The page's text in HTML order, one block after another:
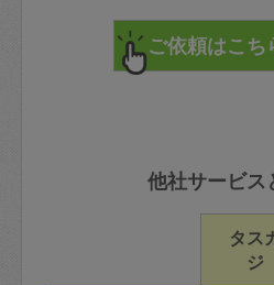
他社サービス
タス
ジ